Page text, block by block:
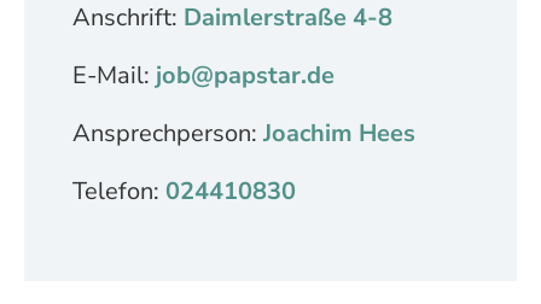
Anschrift: Daimlerstraße 4-8
E-Mail: job@papstar.de
Ansprechperson:Joachim Hees
Telefon: 024410830